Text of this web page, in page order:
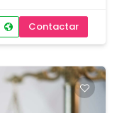
Contactar